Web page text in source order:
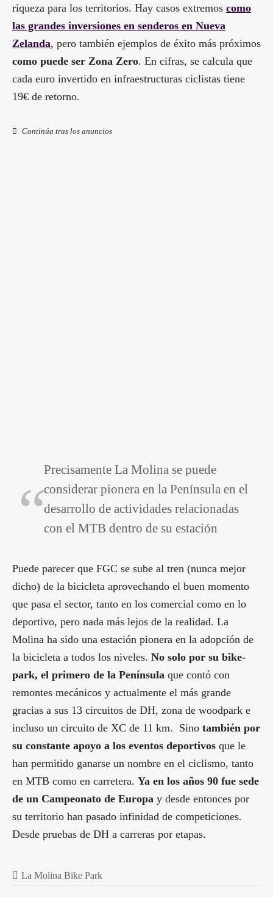
riqueza para los territorios. Hay casos extremos como
las grandes inversiones en senderos en Nueva
Zelanda, pero también ejemplos de éxito más próximos
como puede ser Zona Zero. En cifras, se calcula que
cada euro invertido en infraestructuras ciclistas tiene
19€ de retorno.
Continúa tras los anuncios
Precisamente La Molina se puede
considerar pionera en la Península en el
desarrollo de actividades relacionadas
con el MTB dentro de su estación
Puede parecer que FGC se sube al tren (nunca mejor
dicho) de la bicicleta aprovechando el buen momento
que pasa el sector, tanto en los comercial como en lo
deportivo, pero nada más lejos de la realidad. La
Molina ha sido una estación pionera en la adopción de
la bicicleta a todos los niveles. No solo por su bike-
park, el primero de la Península que contó con
remontes mecánicos y actualmente el más grande
gracias a sus 13 circuitos de DH, zona de woodpark e
incluso un circuito de XC de 11 km. Sino también por
su constante apoyo a los eventos deportivos que le
han permitido ganarse un nombre en el ciclismo, tanto
en MTB como en carretera. Ya en los años 90 fue sede
de un Campeonato de Europa y desde entonces por
su territorio han pasado infinidad de competiciones.
Desde pruebas de DH a carreras por etapas.
La Molina Bike Park